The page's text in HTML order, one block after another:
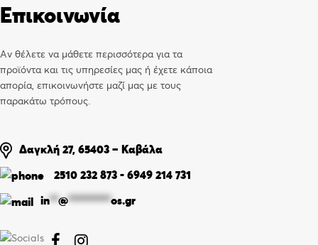
Επικοινωνία
Αν θέλετε να μάθετε περισσότερα για τα
προϊόντα και τις υπηρεσίες μας ή έχετε κάποια
απορία, επικοινωνήστε μαζί μας με τους
παρακάτω τρόπους.
Δαγκλή 27, 65403 – Καβάλα
2510 232 873 - 6949 214 731
in**@**********os.gr
 